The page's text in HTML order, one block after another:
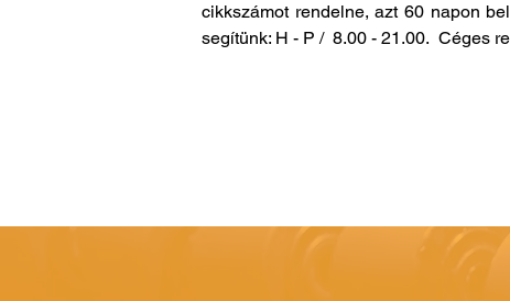
cikkszámot rendelne, azt 60 napon
segítünk: H - P / 8.00 - 21.00. Céges